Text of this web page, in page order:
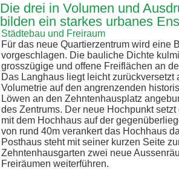
Die drei in Volumen und
bilden ein starkes urbanes
Städtebau und Freiraum
Für das neue Quartierzentrum wird eine
vorgeschlagen. Die bauliche Dichte
grosszügige und offene Freiflächen an
Das Langhaus liegt leicht
Volumetrie auf den angrenzenden
Löwen an den Zehntenhausplatz
des Zentrums. Der neue Hochpunkt
mit dem Hochhaus auf der
von rund 40m verankert das Hochhaus
Posthaus steht mit seiner kurzen Seite
Zehntenhausgarten zwei neue
Freiräumen weiterführen.